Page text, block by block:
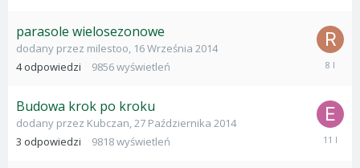
parasole wielosezonowe
dodany przez milestoo, 16 Września 2014
4 odpowiedzi 9856wyświetleń
23
Budowa krok po kroku
dodany przez Kubczan,27 Października 2014
3 odpowiedzi 9818wyświetleń
16